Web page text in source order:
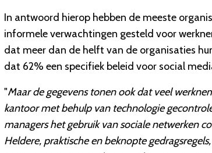
In antwoord hierop hebben de meeste
informele verwachtingen gesteld voor
dat meer dan de helft van de organisaties
dat 62% een specifiek beleid voor social
"Maar de gegevens tonen ook dat veel
kantoor met behulp van technologie
managers het gebruik van sociale netwerken
Heldere, praktische en beknopte